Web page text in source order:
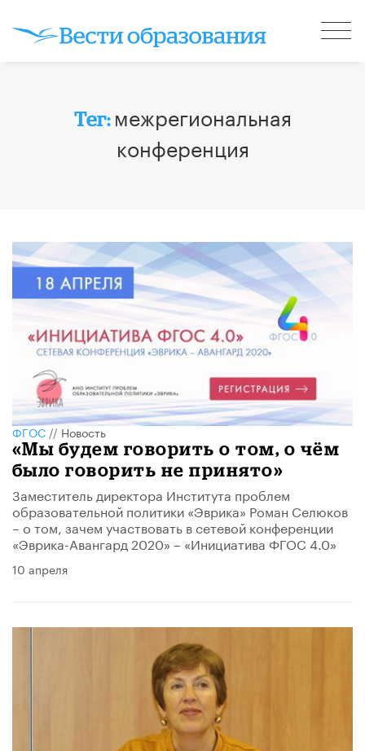
Тег: межрегиональная
конференция
ФГОС// Новость
«Мы будем говорить о том, о чём
было говорить не принято»
Заместитель директора Института проблем
образовательной политики «Эврика» Роман Селюков
– о том, зачем участвовать в сетевой конференции
«Эврика-Авангард 2020» – «Инициатива ФГОС 4.0»
10 апреля